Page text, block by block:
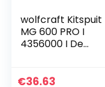
wolfcraft Kitspuit
MG 600 PRO I
4356000 I De
krachtoverbrengin
€36.63